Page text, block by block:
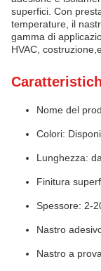
superfici. Con
temperature, il
gamma di
HVAC,
Nome del
Colori:
Lunghezza:
Finitura
Spessore: 2-
Nastro
Nastro a